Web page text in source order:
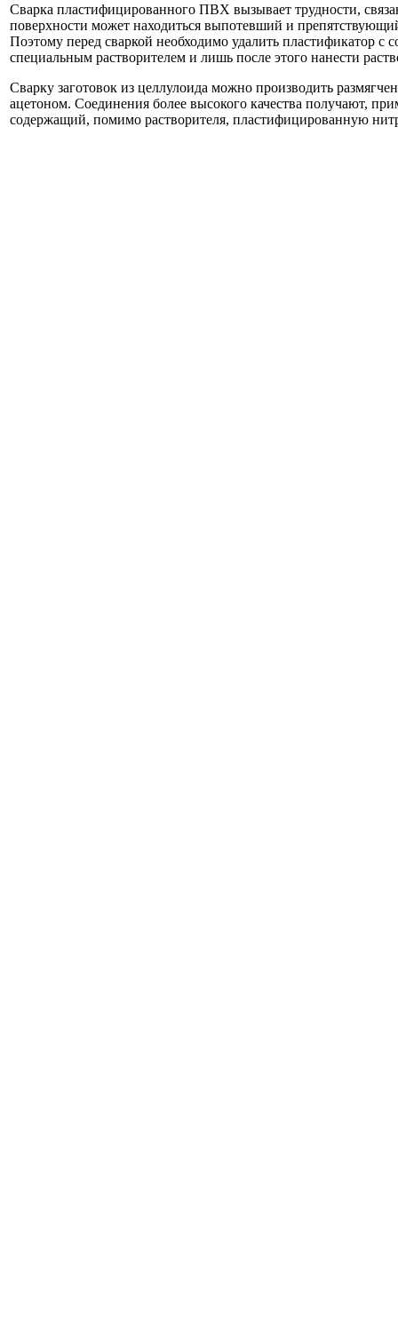
Сварка пластифицированного ПВХ вызывает трудности,
поверхности может находиться выпотевший и
Поэтому перед сваркой необходимо удалить пластификатор с
специальным растворителем и лишь после этого нанести
Сварку заготовок из целлулоида можно производить
ацетоном. Соединения более высокого качества получают,
содержащий, помимо растворителя, пластифицированную